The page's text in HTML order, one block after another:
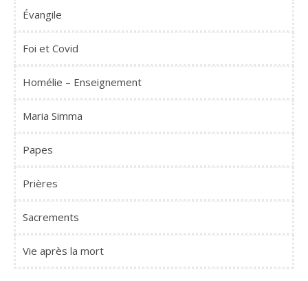
Évangile
Foi et Covid
Homélie – Enseignement
Maria Simma
Papes
Prières
Sacrements
Vie après la mort